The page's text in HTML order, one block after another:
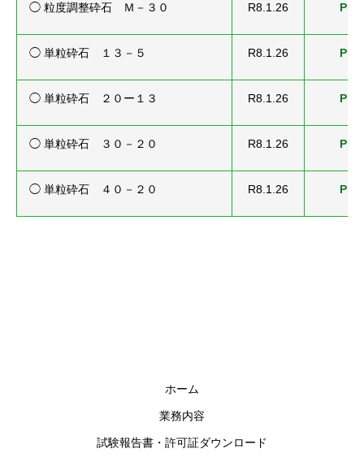
◯ 粒度調整砕石 Ｍ－３０ R8.1.26 PDF
◯ 単粒砕石 １３－５ R8.1.26 PDF
◯ 単粒砕石 ２０ー１３ R8.1.26 PDF
◯ 単粒砕石 ３０－２０ R8.1.26 PDF
◯ 単粒砕石 ４０－２０ R8.1.26 PDF
ホーム
業務内容
試験報告書・許可証ダウンロード